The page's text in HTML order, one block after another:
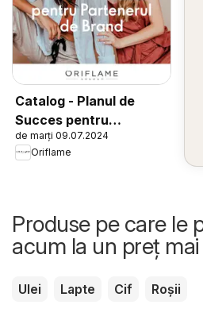
Catalog - Planul de
Succes pentru
Partenerul de Brand
de marți 09.07.2024
Oriflame
Produse pe care le
acum la un preț
Ulei Lapte Cif Roșii